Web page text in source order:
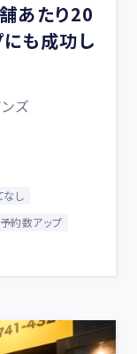
あたり20
も成功し
ズ
なし
予約数アップ